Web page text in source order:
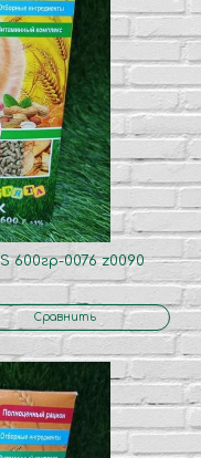
600гр-0076 z0090
Сравнить